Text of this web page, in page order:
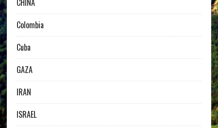
Colombia
Cuba
GAZA
IRAN
ISRAEL